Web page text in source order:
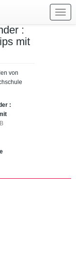
:
mit
von
: